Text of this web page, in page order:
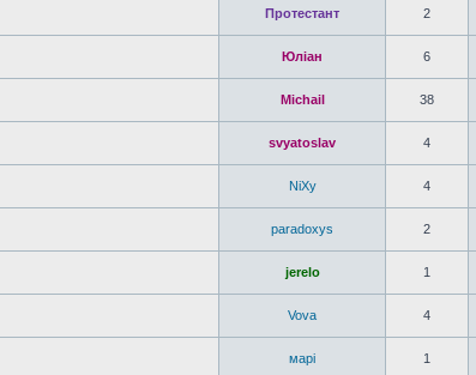
Протестант 2
Юліан 6
Michail 38
svyatoslav 4
NiXy 4
paradoxys 2
jerelo 1
Vova 4
марі 1